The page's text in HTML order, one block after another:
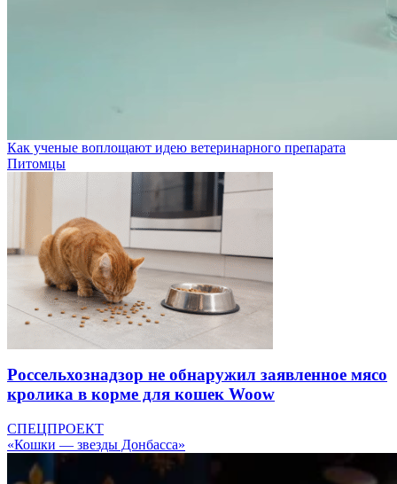
Как ученые воплощают идею ветеринарного препарата
Питомцы
Россельхознадзор не обнаружил заявленное мясо
кролика в корме для кошек Woow
СПЕЦПРОЕКТ
«Кошки — звезды Донбасса»